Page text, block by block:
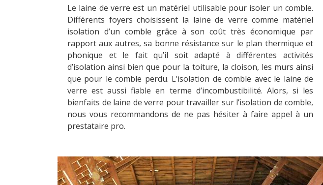
Le laine de verre est un matériel utilisable pour isoler un comble.
Différents foyers choisissent la laine de verre comme matériel
isolation d’un comble grâce à son coût très économique par
rapport aux autres, sa bonne résistance sur le plan thermique et
phonique et le fait qu’il soit adapté à différentes activités
d’isolation ainsi bien que pour la toiture, la cloison, les murs ainsi
que pour le comble perdu. L’isolation de comble avec le laine de
verre est aussi fiable en terme d’incombustibilité. Alors, si les
bienfaits de laine de verre pour travailler sur l’isolation de comble,
nous vous recommandons de ne pas hésiter à faire appel à un
prestataire pro.